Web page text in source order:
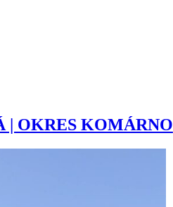
| OKRES KOMÁRNO